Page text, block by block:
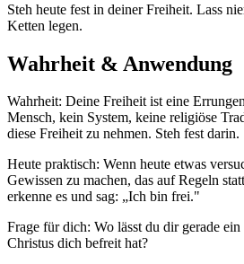
Steh heute fest in deiner Freiheit. Lass
Ketten legen.
Wahrheit & Anwendung
Wahrheit: Deine Freiheit ist eine
Mensch, kein System, keine religiöse
diese Freiheit zu nehmen. Steh fest darin.
Heute praktisch: Wenn heute etwas
Gewissen zu machen, das auf Regeln
erkenne es und sag: „Ich bin frei."
Frage für dich: Wo lässt du dir gerade
Christus dich befreit hat?